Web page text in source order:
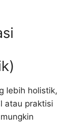
lebih holistik,
atau praktisi